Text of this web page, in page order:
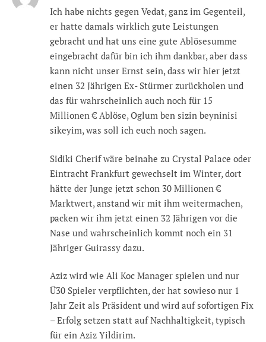
Ich habe nichts gegen Vedat, ganz im Gegenteil,
er hatte damals wirklich gute Leistungen
gebracht und hat uns eine gute Ablösesumme
eingebracht dafür bin ich ihm dankbar, aber dass
kann nicht unser Ernst sein, dass wir hier jetzt
einen 32 Jährigen Ex- Stürmer zurückholen und
das für wahrscheinlich auch noch für 15
Millionen € Ablöse, Oglum ben sizin beyninisi
sikeyim, was soll ich euch noch sagen.
Sidiki Cherif wäre beinahe zu Crystal Palace oder
Eintracht Frankfurt gewechselt im Winter, dort
hätte der Junge jetzt schon 30 Millionen €
Marktwert, anstand wir mit ihm weitermachen,
packen wir ihm jetzt einen 32 Jährigen vor die
Nase und wahrscheinlich kommt noch ein 31
Jähriger Guirassy dazu.
Aziz wird wie Ali Koc Manager spielen und nur
Ü30 Spieler verpflichten, der hat sowieso nur 1
Jahr Zeit als Präsident und wird auf sofortigen Fix
– Erfolg setzen statt auf Nachhaltigkeit, typisch
für ein Aziz Yildirim.